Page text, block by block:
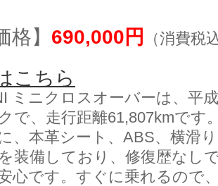
格】 690,000円 （消費税
こちら
ミニクロスオーバーは、平
で、走行距離61,807kmです
、本革シート、ABS、横滑
装備しており、修復歴なし
心です。すぐに乗れるので